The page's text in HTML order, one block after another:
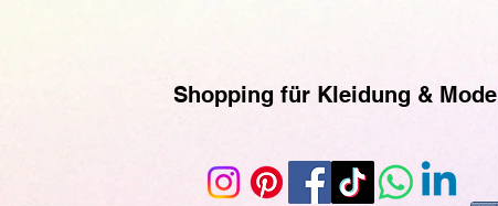
Shopping für Kleidung & Mode